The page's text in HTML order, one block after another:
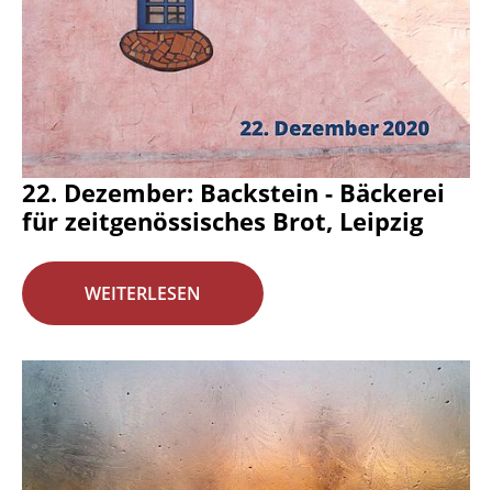
22. Dezember: Backstein - Bäckerei
für zeitgenössisches Brot, Leipzig
WEITERLESEN